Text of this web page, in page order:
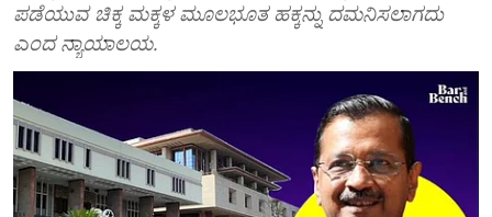
ಪಡೆಯುವ ಚಿಕ್ಕ ಮಕ್ಕಳ ಮೂಲಭೂತ ಹಕ್ಕನ್ನು ದಮನಿಸಲಾಗದು
ಎಂದ ನ್ಯಾಯಾಲಯ.